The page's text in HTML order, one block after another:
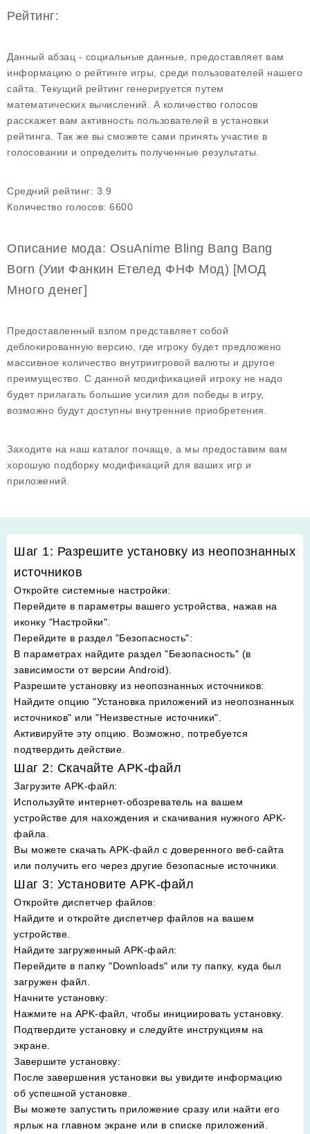
Рейтинг:
Данный абзац - социальные данные, предоставляет вам
информацию о рейтинге игры, среди пользователей нашего
сайта. Текущий рейтинг генерируется путем
математических вычислений. А количество голосов
расскажет вам активность пользователей в установки
рейтинга. Так же вы сможете сами принять участие в
голосовании и определить полученные результаты.
Средний рейтинг: 3.9
Количество голосов: 6600
Описание мода: OsuAnime Bling Bang Bang
Born (Уии Фанкин Етелед ФНФ Мод) [МОД
Много денег]
Предоставленный взлом представляет собой
деблокированную версию, где игроку будет предложено
массивное количество внутриигровой валюты и другое
преимущество. С данной модификацией игроку не надо
будет прилагать большие усилия для победы в игру,
возможно будут доступны внутренние приобретения.
Заходите на наш каталог почаще, а мы предоставим вам
хорошую подборку модификаций для ваших игр и
приложений.
Шаг 1: Разрешите установку из неопознанных
источников
Откройте системные настройки:
Перейдите в параметры вашего устройства, нажав на
иконку "Настройки".
Перейдите в раздел "Безопасность":
В параметрах найдите раздел "Безопасность" (в
зависимости от версии Android).
Разрешите установку из неопознанных источников:
Найдите опцию "Установка приложений из неопознанных
источников" или "Неизвестные источники".
Активируйте эту опцию. Возможно, потребуется
подтвердить действие.
Шаг 2: Скачайте APK-файл
Загрузите APK-файл:
Используйте интернет-обозреватель на вашем
устройстве для нахождения и скачивания нужного APK-
файла.
Вы можете скачать APK-файл с доверенного веб-сайта
или получить его через другие безопасные источники.
Шаг 3: Установите APK-файл
Откройте диспетчер файлов:
Найдите и откройте диспетчер файлов на вашем
устройстве.
Найдите загруженный APK-файл:
Перейдите в папку "Downloads" или ту папку, куда был
загружен файл.
Начните установку:
Нажмите на APK-файл, чтобы инициировать установку.
Подтвердите установку и следуйте инструкциям на
экране.
Завершите установку:
После завершения установки вы увидите информацию
об успешной установке.
Вы можете запустить приложение сразу или найти его
ярлык на главном экране или в списке приложений.